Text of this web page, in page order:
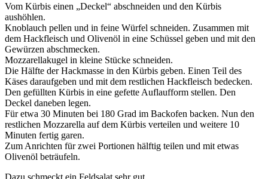
Vom Kürbis einen „Deckel“ abschneiden und den Kürbis
aushöhlen.
Knoblauch pellen und in feine Würfel schneiden. Zusammen mit
dem Hackfleisch und Olivenöl in eine Schüssel geben und mit den
Gewürzen abschmecken.
Mozzarellakugel in kleine Stücke schneiden.
Die Hälfte der Hackmasse in den Kürbis geben. Einen Teil des
Käses daraufgeben und mit dem restlichen Hackfleisch bedecken.
Den gefüllten Kürbis in eine gefette Auflaufform stellen. Den
Deckel daneben legen.
Für etwa 30 Minuten bei 180 Grad im Backofen backen. Nun den
restlichen Mozzarella auf dem Kürbis verteilen und weitere 10
Minuten fertig garen.
Zum Anrichten für zwei Portionen hälftig teilen und mit etwas
Olivenöl beträufeln.
Dazu schmeckt ein Feldsalat sehr gut.